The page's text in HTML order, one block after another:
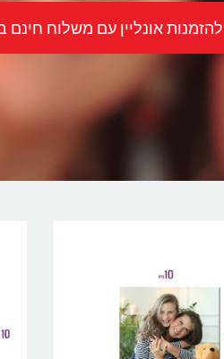
להזמנות אונליין עם משלוח חינם